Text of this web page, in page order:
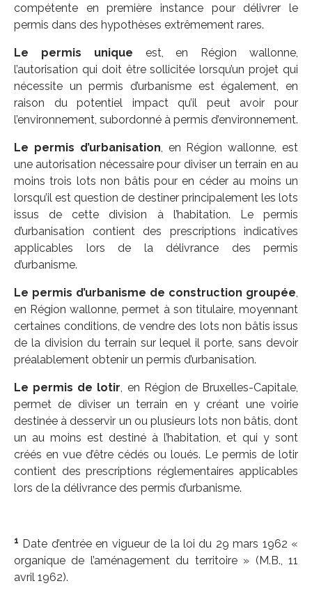
compétente en première instance pour délivrer le
permis dans des hypothèses extrêmement rares.
Le permis unique est, en Région wallonne,
l’autorisation qui doit être sollicitée lorsqu’un projet qui
nécessite un permis d’urbanisme est également, en
raison du potentiel impact qu’il peut avoir pour
l’environnement, subordonné à permis d’environnement.
Le permis d’urbanisation, en Région wallonne, est
une autorisation nécessaire pour diviser un terrain en au
moins trois lots non bâtis pour en céder au moins un
lorsqu’il est question de destiner principalement les lots
issus de cette division à l’habitation. Le permis
d’urbanisation contient des prescriptions indicatives
applicables lors de la délivrance des permis
d’urbanisme.
Le permis d’urbanisme de construction groupée,
en Région wallonne, permet à son titulaire, moyennant
certaines conditions, de vendre des lots non bâtis issus
de la division du terrain sur lequel il porte, sans devoir
préalablement obtenir un permis d’urbanisation.
Le permis de lotir, en Région de Bruxelles-Capitale,
permet de diviser un terrain en y créant une voirie
destinée à desservir un ou plusieurs lots non bâtis, dont
un au moins est destiné à l’habitation, et qui y sont
créés en vue d’être cédés ou loués. Le permis de lotir
contient des prescriptions réglementaires applicables
lors de la délivrance des permis d’urbanisme.
1 Date d’entrée en vigueur de la loi du 29 mars 1962 «
organique de l’aménagement du territoire » (M.B., 11
avril 1962).